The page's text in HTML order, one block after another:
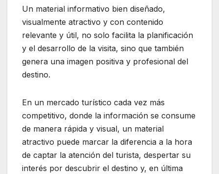
Un material informativo bien diseñado,
visualmente atractivo y con contenido
relevante y útil, no solo facilita la planificación
y el desarrollo de la visita, sino que también
genera una imagen positiva y profesional del
destino.
En un mercado turístico cada vez más
competitivo, donde la información se consume
de manera rápida y visual, un material
atractivo puede marcar la diferencia a la hora
de captar la atención del turista, despertar su
interés por descubrir el destino y, en última